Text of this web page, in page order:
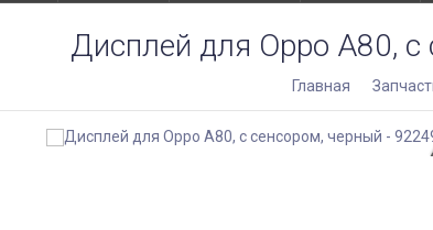
Дисплей для Oppo A80,
Главная